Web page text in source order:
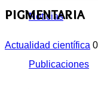
Noticias
Publicaciones
pigmentaria
Actualidad científica